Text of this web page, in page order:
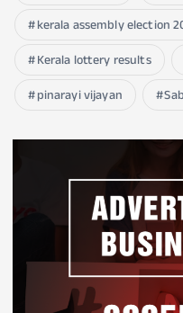
kerala assembly election
Kerala lottery results
pinarayi vijayan